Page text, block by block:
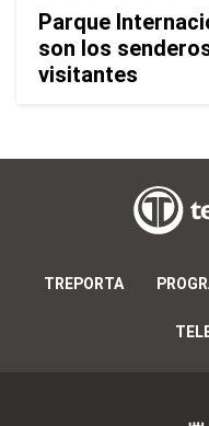
Parque
son los
visitantes
TREPORTA